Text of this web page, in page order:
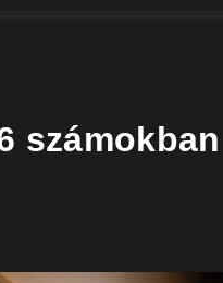
számokban